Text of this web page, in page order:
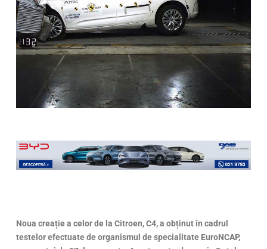
Noua creație a celor de la Citroen, C4, a obținut în cadrul
testelor efectuate de organismul de specialitate EuroNCAP,